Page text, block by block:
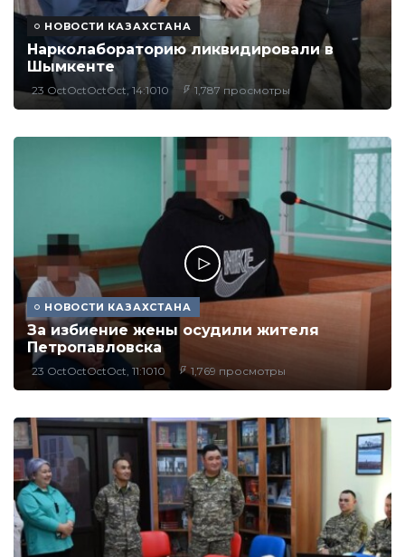
НОВОСТИ КАЗАХСТАНА
Нарколабораторию ликвидировали в
Шымкенте
23 OctOctOctOct, 14:1010 1,787 просмотры
НОВОСТИ КАЗАХСТАНА
За избиение жены осудили жителя
Петропавловска
23 OctOctOctOct, 11:1010 1,769 просмотры